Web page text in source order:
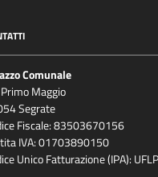
Comunale
Maggio
Segrate
Fiscale: 83503670156
IVA: 01703890150
Unico Fatturazione (IPA):